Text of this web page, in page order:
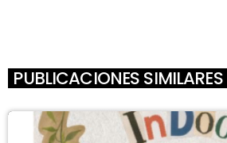
PUBLICACIONES SIMILARES